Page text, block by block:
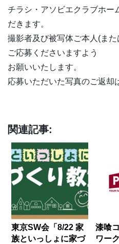
チラシ・アソビエクラブホー
だきます。
撮影者及び被写体ご本人(ま
ご応募くださいますよう
お願いいたします。
応募いただいた写真のご返却
関連記事:
東京SW会「8/22 家
族といっしょに家づ
漆喰
ワー